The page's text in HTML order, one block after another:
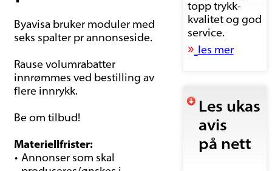
Byavisa bruker moduler med
seks spalter pr annonseside.
Rause volumrabatter
innrømmes ved bestilling av
flere innrykk.
Be om tilbud!
Materiellfrister:
Annonser som skal
topp trykk-
kvalitet og god
service.
» les mer
Les ukas
avis
på nett